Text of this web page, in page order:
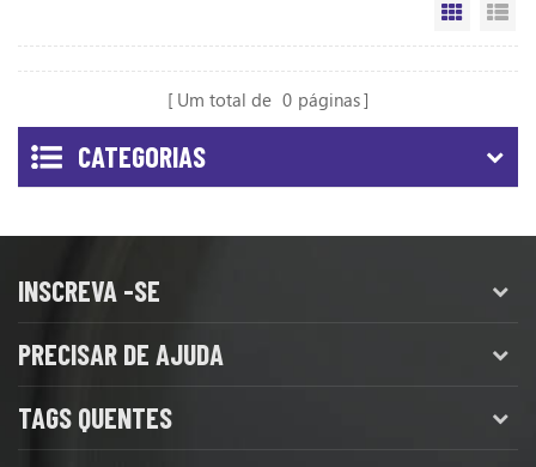
Vista
Um total de 0 páginas
CATEGORIAS
INSCREVA -SE
PRECISAR DE AJUDA
TAGS QUENTES